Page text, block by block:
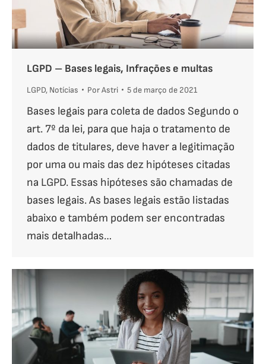
LGPD – Bases legais, Infrações e multas
LGPD, Notícias PorAstri 5 de março de 2021
Bases legais para coleta de dados Segundo o
art. 7º da lei, para que haja o tratamento de
dados de titulares, deve haver a legitimação
por uma ou mais das dez hipóteses citadas
na LGPD. Essas hipóteses são chamadas de
bases legais. As bases legais estão listadas
abaixo e também podem ser encontradas
mais detalhadas…